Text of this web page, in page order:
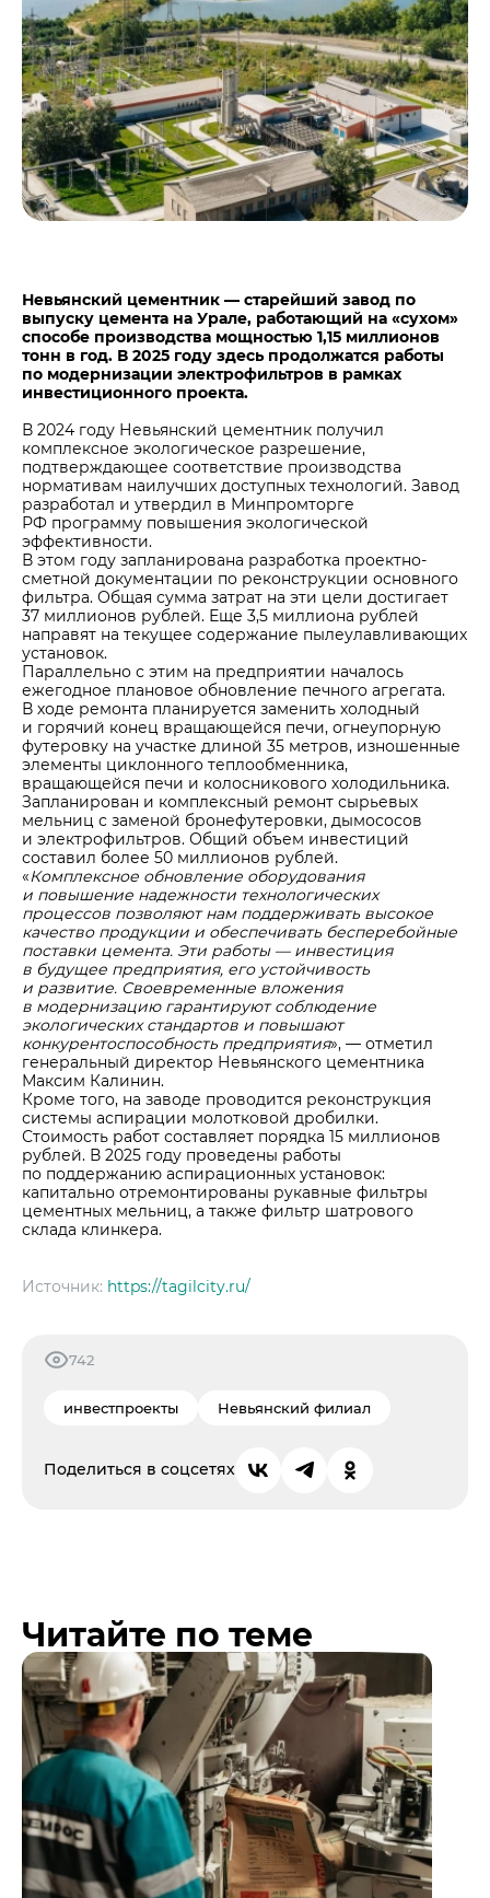
Невьянский цементник — старейший завод по
выпуску цемента на Урале, работающий на «сухом»
способе производства мощностью 1,15 миллионов
тонн в год. В 2025 году здесь продолжатся работы
по модернизации электрофильтров в рамках
инвестиционного проекта.
В 2024 году Невьянский цементник получил
комплексное экологическое разрешение,
подтверждающее соответствие производства
нормативам наилучших доступных технологий. Завод
разработал и утвердил в Минпромторге
РФ программу повышения экологической
эффективности.
В этом году запланирована разработка проектно-
сметной документации по реконструкции основного
фильтра. Общая сумма затрат на эти цели достигает
37 миллионов рублей. Еще 3,5 миллиона рублей
направят на текущее содержание пылеулавливающих
установок.
Параллельно с этим на предприятии началось
ежегодное плановое обновление печного агрегата.
В ходе ремонта планируется заменить холодный
и горячий конец вращающейся печи, огнеупорную
футеровку на участке длиной 35 метров, изношенные
элементы циклонного теплообменника,
вращающейся печи и колосникового холодильника.
Запланирован и комплексный ремонт сырьевых
мельниц с заменой бронефутеровки, дымососов
и электрофильтров. Общий объем инвестиций
составил более 50 миллионов рублей.
«Комплексное обновление оборудования
и повышение надежности технологических
процессов позволяют нам поддерживать высокое
качество продукции и обеспечивать бесперебойные
поставки цемента. Эти работы — инвестиция
в будущее предприятия, его устойчивость
и развитие. Своевременные вложения
в модернизацию гарантируют соблюдение
экологических стандартов и повышают
конкурентоспособность предприятия», — отметил
генеральный директор Невьянского цементника
Максим Калинин.
Кроме того, на заводе проводится реконструкция
системы аспирации молотковой дробилки.
Стоимость работ составляет порядка 15 миллионов
рублей. В 2025 году проведены работы
по поддержанию аспирационных установок:
капитально отремонтированы рукавные фильтры
цементных мельниц, а также фильтр шатрового
склада клинкера.
Источник: https://tagilcity.ru/
742
инвестпроекты Невьянский филиал
Поделиться в соцсетях
Читайте по теме
Центры дистрибуции
Реализация ТМЦ и непрофильных активов
Политика в области закупок
В помощь поставщику
Не только цемент
Люди ЦЕМРОСа
Технологии и тренды
Издание для клиентов
Аналитика цементной отрасли
Медиабанк
Контакты
Контакты для СМИ
Служба доверия